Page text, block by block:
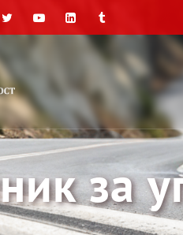
за